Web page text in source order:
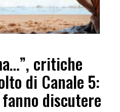
critiche
di Canale 5:
discutere